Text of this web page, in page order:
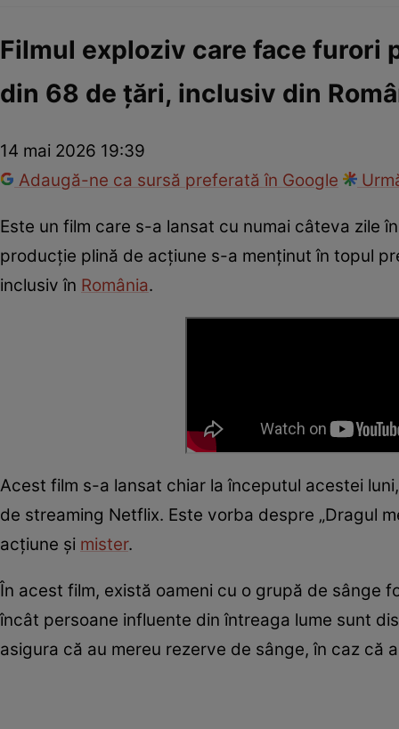
Filmul exploziv care face furori
din 68 de țări, inclusiv din
14 mai 2026 19:39
Adaugă-ne ca sursă preferată în Google
Este un film care s-a lansat cu numai câteva zile
producție plină de acțiune s-a menținut în topul
inclusiv în România.
Acest film s-a lansat chiar la începutul acestei
de streaming Netflix. Este vorba despre „Dragul
acțiune și mister.
În acest film, există oameni cu o grupă de sânge
încât persoane influente din întreaga lume sunt
asigura că au mereu rezerve de sânge, în caz că